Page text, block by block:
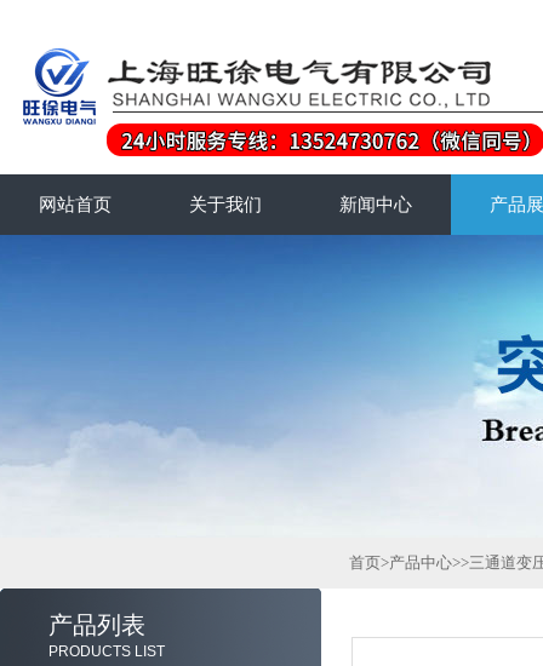
网站首页 关于我们 新闻中心 产品
产品列表
PRODUCTS LIST
首页>产品中心>>三通道变